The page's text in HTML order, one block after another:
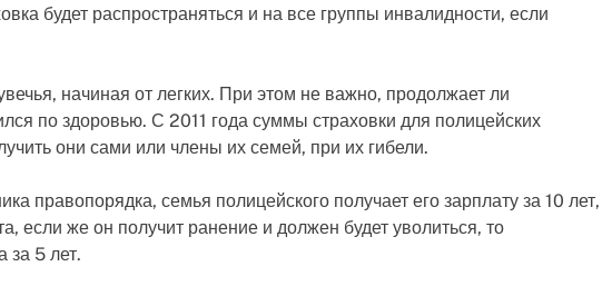
будет распространяться и на все группы инвалидности, если
начиная от легких. При этом не важно, продолжает ли
по здоровью. С 2011 года суммы страховки для полицейских
они сами или члены их семей, при их гибели.
правопорядка, семья полицейского получает его зарплату за 10 лет,
если же он получит ранение и должен будет уволиться, то
за 5 лет.